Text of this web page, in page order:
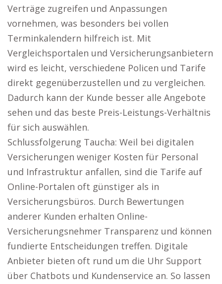
Verträge zugreifen und Anpassungen
vornehmen, was besonders bei vollen
Terminkalendern hilfreich ist. Mit
Vergleichsportalen und Versicherungsanbietern
wird es leicht, verschiedene Policen und Tarife
direkt gegenüberzustellen und zu vergleichen.
Dadurch kann der Kunde besser alle Angebote
sehen und das beste Preis-Leistungs-Verhältnis
für sich auswählen.
Schlussfolgerung Taucha: Weil bei digitalen
Versicherungen weniger Kosten für Personal
und Infrastruktur anfallen, sind die Tarife auf
Online-Portalen oft günstiger als in
Versicherungsbüros. Durch Bewertungen
anderer Kunden erhalten Online-
Versicherungsnehmer Transparenz und können
fundierte Entscheidungen treffen. Digitale
Anbieter bieten oft rund um die Uhr Support
über Chatbots und Kundenservice an. So lassen